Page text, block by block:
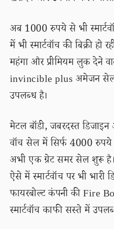
अब 1000 रुपये से भी
में भी स्मार्टवॉच की बिक्री हो
महंगा और प्रीमियम लुक देने
invincible plus अमेजन
उपलब्ध है।
मेटल बॉडी, जबरदस्त
वॉच सेल में सिर्फ 4000
अभी एक ग्रेट समर सेल शुरू है।
ऐसे में स्मार्टवॉच पर भी भारी
फायरबोल्ट कंपनी की Fire
स्मार्टवॉच काफी सस्ते में